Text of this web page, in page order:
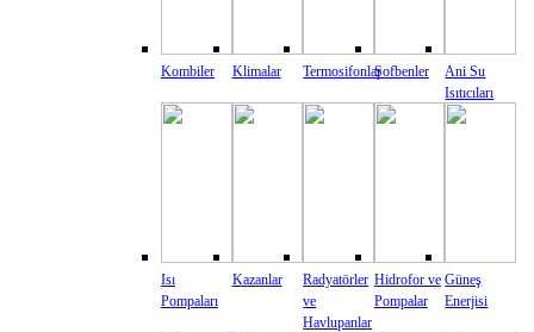
Kombiler Klimalar TermosifonlarŞofbenler
Ani Su
Isıtıcıları
Isı
Pompaları
Kazanlar
Radyatörler
ve
Havlupanlar
Hidrofor ve
Pompalar
Güneş
Enerjisi